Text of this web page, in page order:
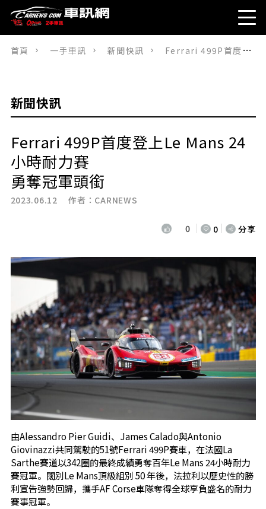
首頁 一手車訊 新聞快訊 Ferrari 499P首度登上Le Mans 24小時耐力賽勇奪冠軍頭銜
新聞快訊
Ferrari 499P首度登上Le Mans 24
小時耐力賽
勇奪冠軍頭銜
2023.06.12 作者： CARNEWS
0 0 分享
由Alessandro Pier Guidi、James Calado與Antonio
Giovinazzi共同駕駛的51號Ferrari 499P賽車，在法國La
Sarthe賽道以342圈的最終成績勇奪百年Le Mans 24小時耐力
賽冠軍。闊別Le Mans頂級組別 50 年後，法拉利以歷史性的勝
利宣告強勢回歸，攜手AF Corse車隊奪得全球享負盛名的耐力
賽事冠軍。